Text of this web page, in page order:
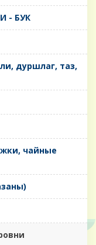
- БУК
дуршлаг, таз,
чайные